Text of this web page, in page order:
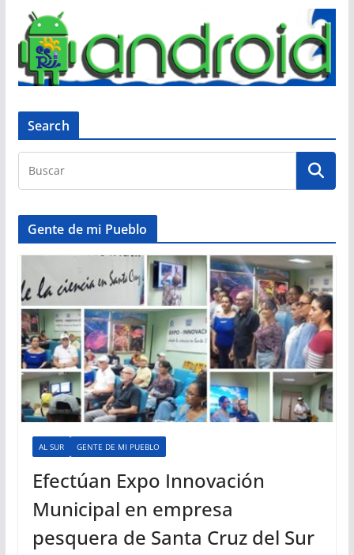
Search
Gente de mi Pueblo
AL SUR GENTE DE MI PUEBLO
Efectúan Expo Innovación
Municipal en empresa
pesquera de Santa Cruz del Sur